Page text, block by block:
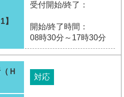
】
受付開始/終了：
開始/終了時間：
08時30分～17時30分
Ｈ
対応